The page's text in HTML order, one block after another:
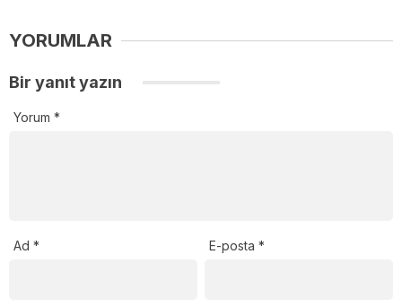
YORUMLAR
Bir yanıt yazın
Yorum *
Ad * E-posta*